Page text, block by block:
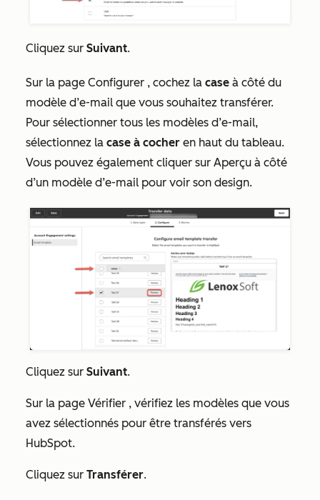
Cliquez sur Suivant.
Sur la page Configurer , cochez la case à côté du
modèle d’e-mail que vous souhaitez transférer.
Pour sélectionner tous les modèles d’e-mail,
sélectionnez la case à cocher en haut du tableau.
Vous pouvez également cliquer sur Aperçu à côté
d’un modèle d’e-mail pour voir son design.
Cliquez sur Suivant.
Sur la page Vérifier , vérifiez les modèles que vous
avez sélectionnés pour être transférés vers
HubSpot.
Cliquez sur Transférer.